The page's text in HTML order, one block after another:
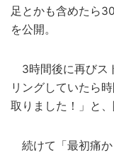
足とかも含めたら
を公開。
3時間後に再びス
リングしていたら
取りました！」と、
続けて「最初痛か